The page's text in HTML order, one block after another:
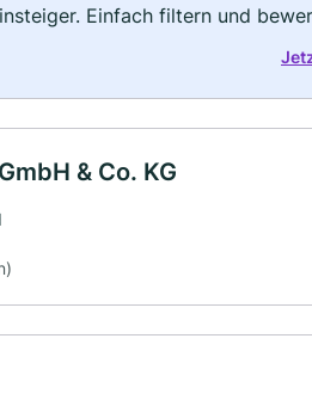
Einfach filtern und
& Co. KG